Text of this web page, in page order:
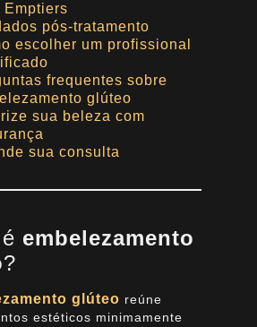
Emptiers
pós-tratamento
escolher um profissional
frequentes sobre
glúteo
sua beleza com
sua consulta
embelezamento
?
glúteo reúne
estéticos minimamente